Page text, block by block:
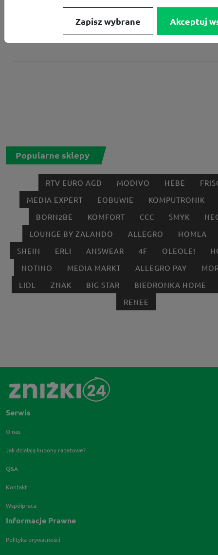
Popularne sklepy
RTV EURO AGD MODIVO HEBE
MEDIA EXPERT
EOBUWIE
KOMPUTRONIK
BORN2BE
KOMFORT CCC SMYK
LOUNGE BY ZALANDO
ALLEGRO
HOMLA
SHEIN
ERLI ANSWEAR 4F OLEOLE!
NOTINO
MEDIA MARKT ALLEGRO PAY
LIDL
ZNAK BIG STAR
BIEDRONKA HOME
RENEE
Serwis
O nas
Jak działają kupony rabatowe?
Q&A
Kontakt
Współpraca
Informacje Prawne
Polityka prywatności
Zapisz wybrane Akceptuj